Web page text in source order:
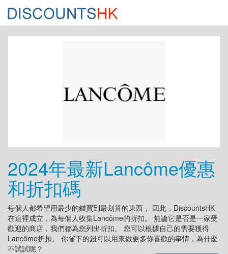
2024年最新Lancôme優惠
和折扣碼
每個人都希望用最少的錢買到最划算的東西， 囙此，DiscountsHK
在這裡成立，為每個人收集Lancôme的折扣。 無論它是否是一家受
歡迎的商店，我們都為您列出折扣。 您可以根據自己的需要獲得
Lancôme折扣。 你省下的錢可以用來做更多你喜歡的事情，為什麼
不試試呢？